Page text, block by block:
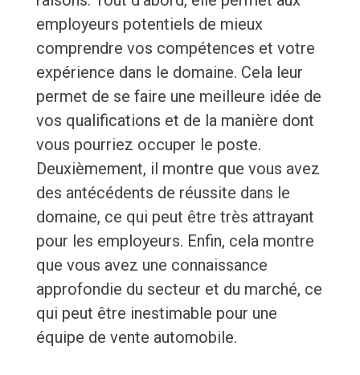
employeurs potentiels de mieux
comprendre vos compétences et votre
expérience dans le domaine. Cela leur
permet de se faire une meilleure idée de
vos qualifications et de la manière dont
vous pourriez occuper le poste.
Deuxièmement, il montre que vous avez
des antécédents de réussite dans le
domaine, ce qui peut être très attrayant
pour les employeurs. Enfin, cela montre
que vous avez une connaissance
approfondie du secteur et du marché, ce
qui peut être inestimable pour une
équipe de vente automobile.